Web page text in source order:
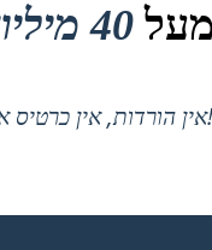
40 מיליון
אין הורדות, אין כרטיס אשראי ואין צורך בכניסה כדי לנסות!